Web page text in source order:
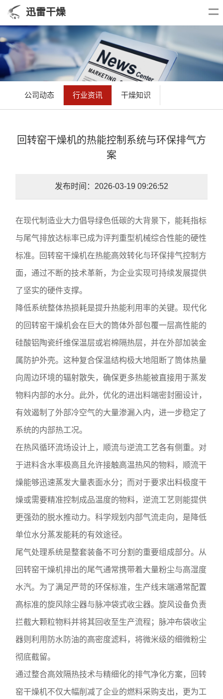
迅雷干燥
公司动态 行业资讯 干燥知识
回转窑干燥机的热能控制系统与环保排气方
案
发布时间：2026-03-19 09:26:52
在现代制造业大力倡导绿色低碳的大背景下，能耗指标
与尾气排放达标率已成为评判重型机械综合性能的硬性
标准。回转窑干燥机在热能高效转化与环保排气控制方
面，通过不断的技术革新，为企业实现可持续发展提供
了坚实的硬件支撑。
降低系统整体热损耗是提升热能利用率的关键。现代化
的回转窑干燥机会在巨大的筒体外部包覆一层高性能的
硅酸铝陶瓷纤维保温层或岩棉隔热层，并在外部加装金
属防护外壳。这种复合保温结构极大地阻断了筒体热量
向周边环境的辐射散失，确保更多热能被直接用于蒸发
物料内部的水分。此外，优化的进出料端密封圈设计，
有效遏制了外部冷空气的大量渗漏入内，进一步稳定了
系统的内部热工况。
在热风循环流场设计上，顺流与逆流工艺各有侧重。对
于进料含水率极高且允许接触高温热风的物料，顺流干
燥能够迅速蒸发大量表面水分；而对于要求出料极度干
燥或需要精准控制成品温度的物料，逆流工艺则能提供
更强劲的脱水推动力。科学规划内部气流走向，是降低
单位水分蒸发能耗的有效途径。
尾气处理系统是整套装备不可分割的重要组成部分。从
回转窑干燥机排出的尾气通常携带着大量粉尘与高湿度
水汽。为了满足严苛的环保标准，生产线末端通常配置
高标准的旋风除尘器与脉冲袋式收尘器。旋风设备负责
拦截大颗粒物料并将其回收至生产流程；脉冲布袋收尘
器则利用防水防油的高密度滤料，将微米级的细微粉尘
彻底截留。
通过整合高效隔热技术与精细化的排气净化方案，回转
窑干燥机不仅大幅削减了企业的燃料采购支出，更为工